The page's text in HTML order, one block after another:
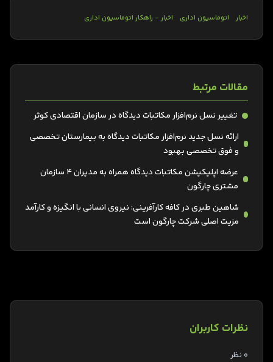
اخبار اتوماسیون اداری اخبار - راهکار اتوماسیون اداری
مقالات مرتبط
تغییر نسل نرم‌افزار مکاتبات دیدگاه در سازمان اقتصادی کوثر
ارائه نسل جدید نرم‌افزار مکاتبات دیدگاه به بیمارستان تخصصی
و فوق تخصصی بهبود
عرضه اپلیکیشن مکاتبات دیدگاه همراه به مدیران 4 سازمان
مشتری چارگون
شاهین طبری در کافه کارآفرینی‌: نیروی انسانی با انگیزه و کارآمد
مزیت اصلی شرکت چارگون است
نظرات کاربران
0 نظر